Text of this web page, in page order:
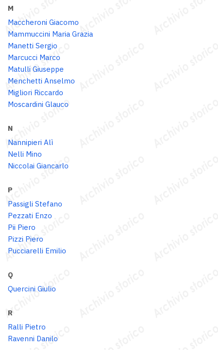
M
Maccheroni Giacomo
Mammuccini Maria Grazia
Manetti Sergio
Marcucci Marco
Matulli Giuseppe
Menchetti Anselmo
Migliori Riccardo
Moscardini Glauco
N
Nannipieri Alì
Nelli Mino
Niccolai Giancarlo
P
Passigli Stefano
Pezzati Enzo
Pii Piero
Pizzi Piero
Pucciarelli Emilio
Q
Quercini Giulio
R
Ralli Pietro
Ravenni Danilo